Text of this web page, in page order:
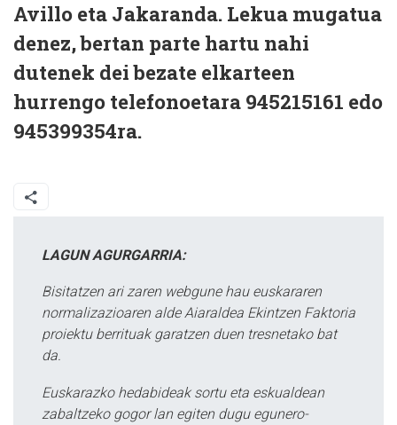
Avillo eta Jakaranda. Lekua mugatua
denez, bertan parte hartu nahi
dutenek dei bezate elkarteen
hurrengo telefonoetara 945215161 edo
945399354ra.
LAGUN AGURGARRIA:
Bisitatzen ari zaren webgune hau euskararen
normalizazioaren alde Aiaraldea Ekintzen Faktoria
proiektu berrituak garatzen duen tresnetako bat
da.
Euskarazko hedabideak sortu eta eskualdean
zabaltzeko gogor lan egiten dugu egunero-